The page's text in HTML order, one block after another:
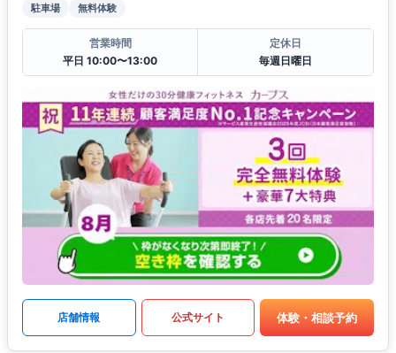
駐車場 無料体験
営業時間
平日 10:00〜13:00
定休日
毎週日曜日
店舗情報 公式サイト 体験・相談予約